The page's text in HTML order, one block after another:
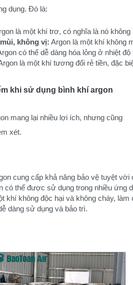
dụng. Đó là:
là một khí trơ, có nghĩa là nó
không vị: Argon là một khí không
có thể dễ dàng hóa lỏng ở nhiệt
là một khí tương đối rẻ tiền, đặc
khi sử dụng bình khí argon
mang lại nhiều lợi ích, nhưng cũng
xét.
cung cấp khả năng bảo vệ tuyệt
có thể được sử dụng trong nhiều ứng
khí không độc hại và không cháy,
dàng sử dụng và bảo trì.